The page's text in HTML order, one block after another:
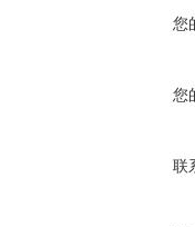
您
您
联